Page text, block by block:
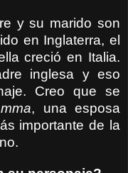
y su marido son
en Inglaterra, el
creció en Italia.
inglesa y eso
Creo que se
, una esposa
importante de la